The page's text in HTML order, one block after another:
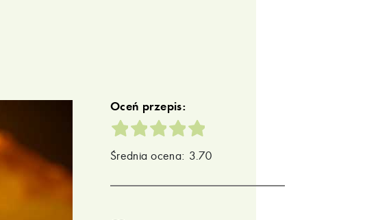
Oceń przepis:
Średnia ocena: 3.70